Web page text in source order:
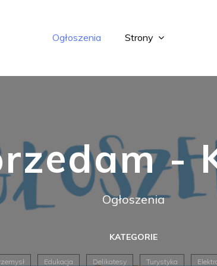
Ogłoszenia Strony
-
Ogłoszenia
KATEGORIE
Edukacja Delikatesy Turystyka